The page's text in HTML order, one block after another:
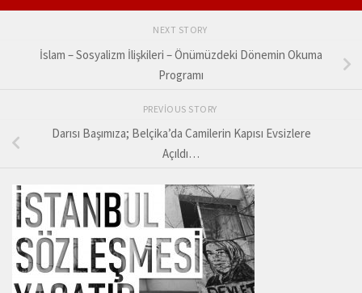
NEXT STORY
İslam – Sosyalizm İlişkileri – Önümüzdeki Dönemin Okuma
Programı
PREVIOUS STORY
Darısı Başımıza; Belçika’da Camilerin Kapısı Evsizlere
Açıldı…